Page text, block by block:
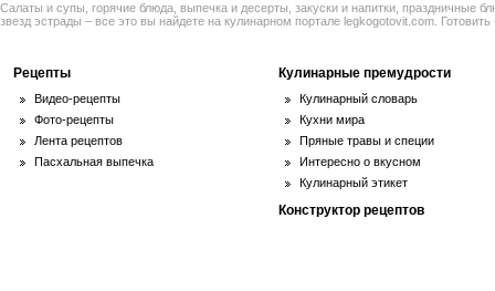
Салаты и супы, горячие блюда, выпечка и десерты, закуски и напитки, праздничные
звезд эстрады – все это вы найдете на кулинарном портале legkogotovit.com. Готовить
Рецепты
Видео-рецепты
Фото-рецепты
Лента рецептов
Пасхальная выпечка
Кулинарные премудрости
Кулинарный словарь
Кухни мира
Пряные травы и специи
Интересно о вкусном
Кулинарный этикет
Конструктор рецептов